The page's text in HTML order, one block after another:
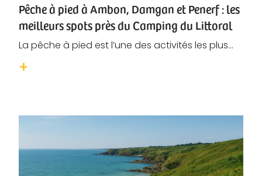
Pêche à pied à Ambon, Damgan et Penerf : les
meilleurs spots près du Camping du Littoral
La pêche à pied est l’une des activités les plus...